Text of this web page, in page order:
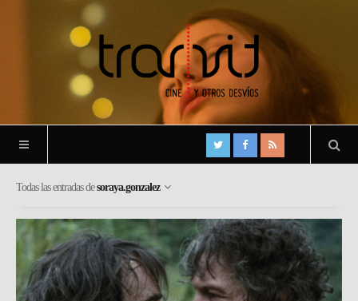
Todas las entradas desoraya.gonzalez